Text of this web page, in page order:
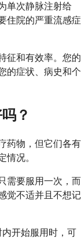
单次静脉注射给
住院的严重流感症
征和有效率。您的
的症状、病史和个
？
药物，但它们各有
情况。
需要服用一次，而
觉不适并且不想记
开始服用时，可